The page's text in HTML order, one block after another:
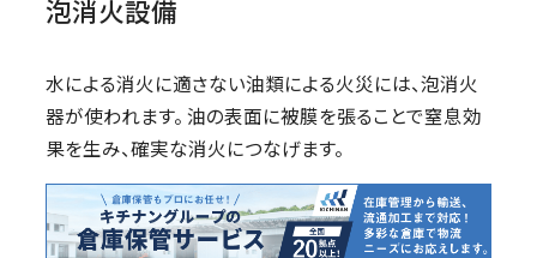
泡消火設備
水による消火に適さない油類による火災には、泡消火
器が使われます。 油の表面に被膜を張ることで窒息効
果を生み、確実な消火につなげます。